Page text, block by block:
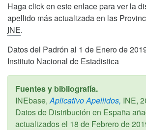
Haga click en este enlace para ver la
apellido más actualizada en las
INE.
Datos del Padrón al 1 de Enero de
Instituto Nacional de Estadistica
Fuentes y bibliografía.
INEbase,Aplicativo Apellidos, INE,
Datos de Distribución en España
actualizados el 18 de Febrero de